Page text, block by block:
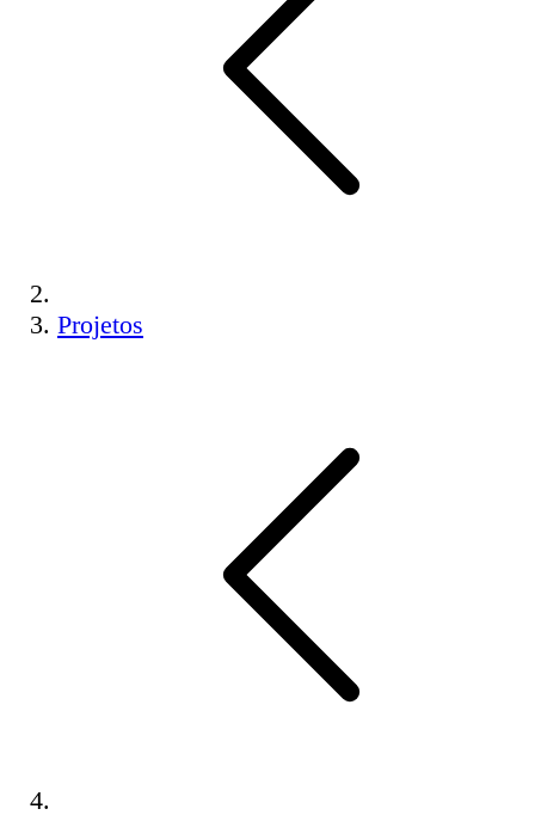
Projetos